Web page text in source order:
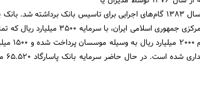
راهبران فکری آن پایه‌گذاری شده و از نیمه دوم سال 1383 گام‌های اجرایی برای تاسیس بانک برداشته
موجب مجوز 2849/ه مورخ 1384/6/22 بانک مرکزی جمهوری اسلامی ایران،
شده است فعالیت خود را آغاز
پذیره‌نویسی